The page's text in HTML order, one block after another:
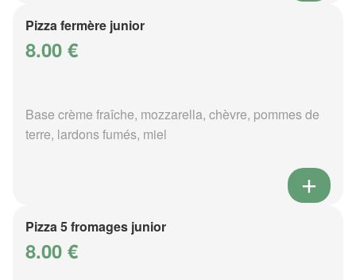
Pizza fermère junior
8.00 €
Base crème fraîche, mozzarella, chèvre, pommes de
terre, lardons fumés, miel
Pizza 5 fromages junior
8.00 €